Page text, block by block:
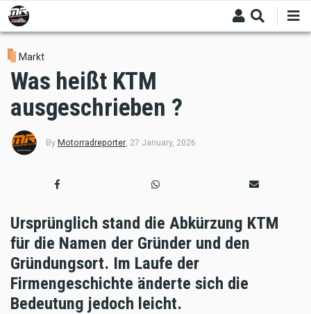
Skip
to
main
content
Markt
Was heißt KTM
ausgeschrieben ?
By Motorradreporter, 27 January, 2026
Ursprünglich stand die Abkürzung KTM
für die Namen der Gründer und den
Gründungsort. Im Laufe der
Firmengeschichte änderte sich die
Bedeutung jedoch leicht.